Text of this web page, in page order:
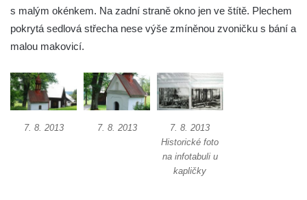
Křížová cesta Římov – VII. kaple – Políbení
Křížová cesta Římov – VI. kaple – Olivetská
hora (Getsemanská zahrada)
Křížová cesta Římov – IV. kaple – Pustá ves
s malým okénkem. Na zadní straně okno jen ve štítě. Plechem
pokrytá sedlová střecha nese výše zmíněnou zvoničku s bání a
malou makovicí.
7. 8. 2013 7. 8. 2013
7. 8. 2013
Historické foto
na infotabuli u
kapličky